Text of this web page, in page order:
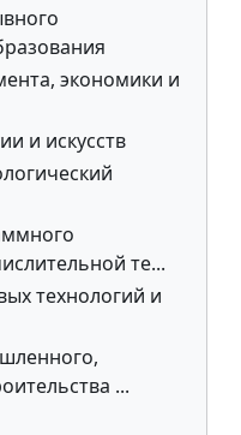
экономики и
и искусств
те...
технологий и
...